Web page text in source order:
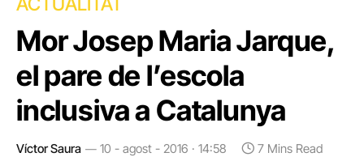
Mor Josep Maria Jarque,
el pare de l’escola
inclusiva a Catalunya
Víctor Saura 10 - agost - 2016 · 14:58 7 Mins Read